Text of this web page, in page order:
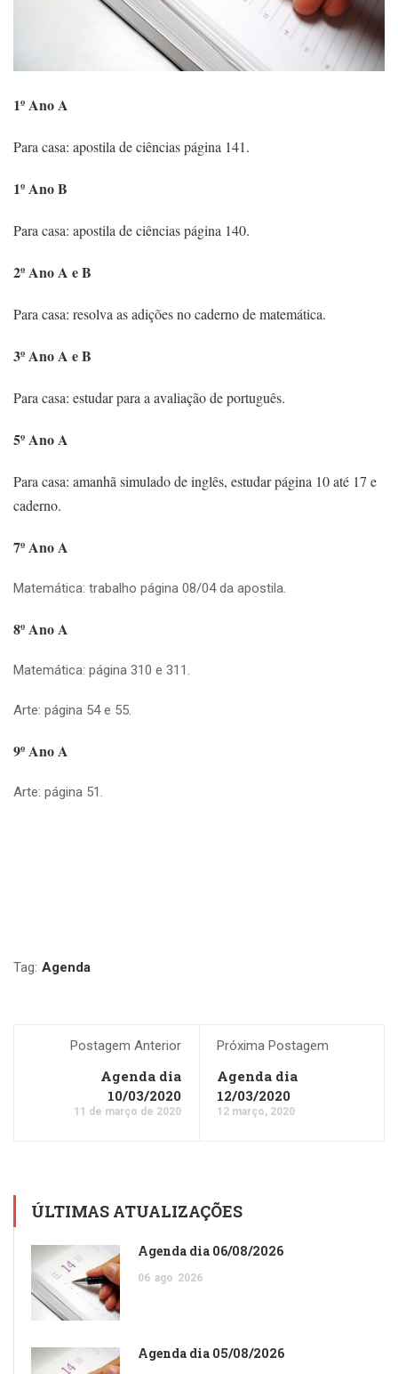
1º Ano A
Para casa: apostila de ciências página 141.
1º Ano B
Para casa: apostila de ciências página 140.
2º Ano A e B
Para casa: resolva as adições no caderno de matemática.
3º Ano A e B
Para casa: estudar para a avaliação de português.
5º Ano A
Para casa: amanhã simulado de inglês, estudar página 10 até 17 e
caderno.
7º Ano A
Matemática: trabalho página 08/04 da apostila.
8º Ano A
Matemática: página 310 e 311.
Arte: página 54 e 55.
9º Ano A
Arte: página 51.
Tag: Agenda
Postagem Anterior
Agenda dia
10/03/2020
11 de março de 2020
Próxima Postagem
Agenda dia
12/03/2020
12 março, 2020
ÚLTIMAS ATUALIZAÇÕES
Agenda dia 06/08/2026
06 ago 2026
Agenda dia 05/08/2026